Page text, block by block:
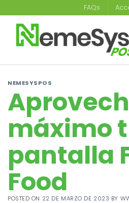
al
contenido
FAQs
NEMESYSPOS
máximo
pantalla
Food
POSTED ON 22 DE MARZO DE 2023 BY